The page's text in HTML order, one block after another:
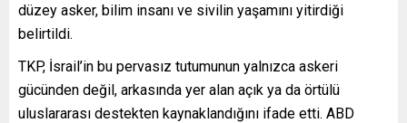
düzey asker, bilim insanı ve sivilin yaşamını yitirdiği
belirtildi.
TKP, İsrail’in bu pervasız tutumunun yalnızca askeri
gücünden değil, arkasında yer alan açık ya da örtülü
uluslararası destekten kaynaklandığını ifade etti. ABD